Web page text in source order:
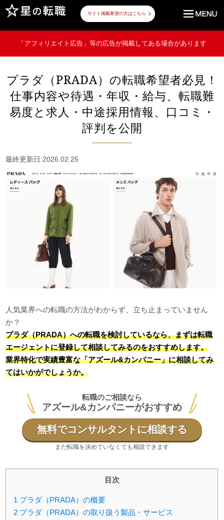
サイト掲載希望の方はこちら
「アフィリエイト広告」等の広告が掲載してある場合があります
プラダ（PRADA）の転職希望者必見！
仕事内容や待遇・年収・給与、転職難
易度と求人・中途採用情報、口コミ・
評判を公開
最終更新日:2026.02.25
人気業界への転職の方法がわからず、立ち止まっていません
か？
プラダ（PRADA）への転職を検討しているなら、まずは転職
エージェントに登録して相談してみるのをおすすめします。
業界特化で実績豊富な「アズール&カンパニー」に相談してみ
てはいかがでしょうか。
転職のご相談なら
アズール&カンパニーがおすすめ
無料でコンサルタントに相談する
まだ転職を決めていなくても相談できます
目次
1 プラダ（PRADA）の概要
2 プラダ（PRADA）の取り扱う製品・サービス